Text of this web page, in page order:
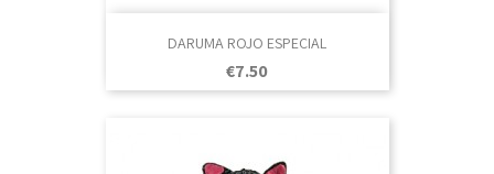
DARUMA ROJO ESPECIAL
Price
€7.50